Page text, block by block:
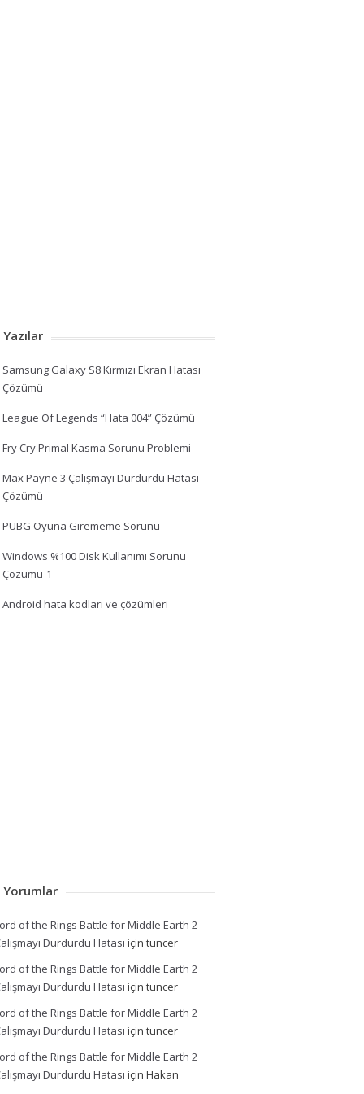
Samsung Galaxy S8 Kırmızı Ekran Hatası
Çözümü
League Of Legends “Hata 004” Çözümü
Fry Cry Primal Kasma Sorunu Problemi
Max Payne 3 Çalışmayı Durdurdu Hatası
Çözümü
PUBG Oyuna Girememe Sorunu
Windows %100 Disk Kullanımı Sorunu
Çözümü-1
Android hata kodları ve çözümleri
Yorumlar
of the Rings Battle for Middle Earth 2
Durdurdu Hatası için tuncer
of the Rings Battle for Middle Earth 2
Durdurdu Hatası için tuncer
of the Rings Battle for Middle Earth 2
Durdurdu Hatası için tuncer
of the Rings Battle for Middle Earth 2
Durdurdu Hatası için Hakan